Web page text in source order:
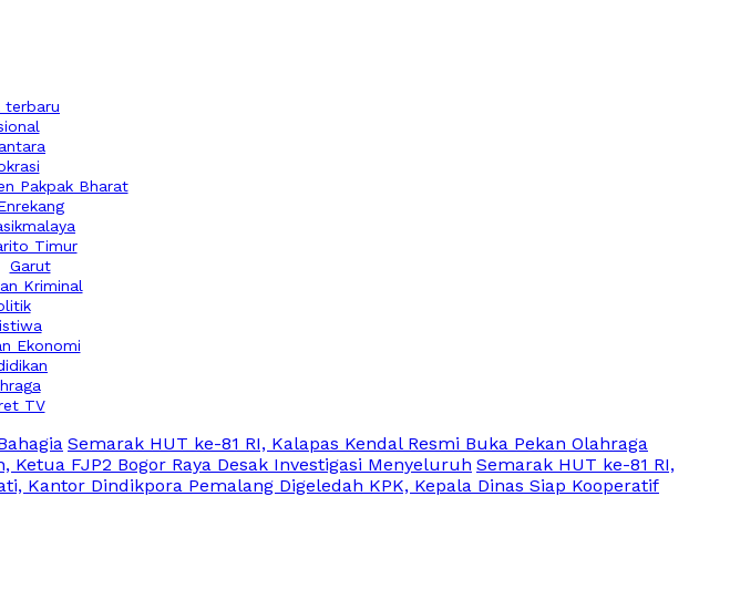
terbaru
Pakpak Bharat
Timur
Garut
Kriminal
Ekonomi
TV
Semarak HUT ke-81 RI, Kalapas Kendal Resmi Buka Pekan Olahraga
FJP2 Bogor Raya Desak Investigasi Menyeluruh Semarak HUT ke-81 RI,
Kantor Dindikpora Pemalang Digeledah KPK, Kepala Dinas Siap Kooperatif